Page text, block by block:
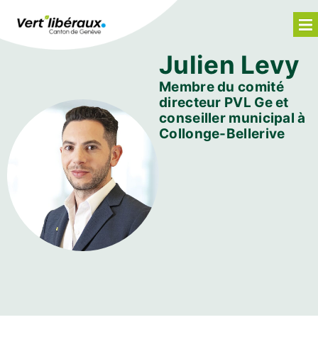
Julien Levy
Membre du comité
directeur PVL Ge et
conseiller municipal à
Collonge-Bellerive